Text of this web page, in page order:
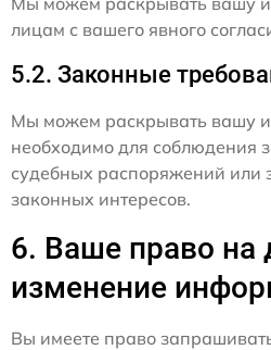
лицам с вашего явного
5.2. Законные
Мы можем раскрывать вашу
необходимо для соблюдения
судебных распоряжений
законных интересов.
6. Ваше право на
изменение
Вы имеете право